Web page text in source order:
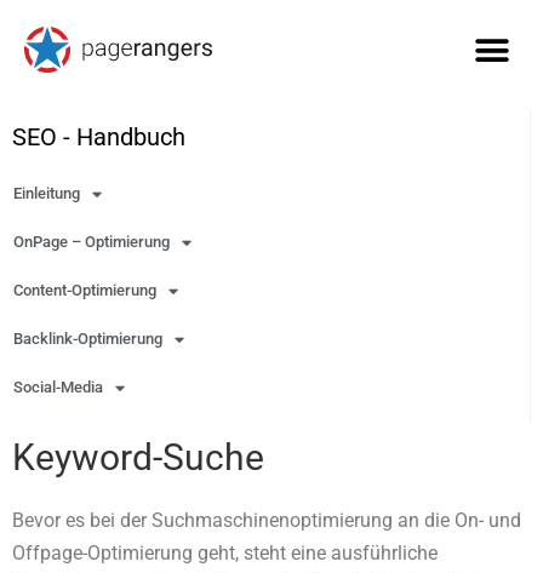
SEO - Handbuch
Einleitung
OnPage – Optimierung
Content-Optimierung
Backlink-Optimierung
Social-Media
Keyword-Suche
Bevor es bei der Suchmaschinenoptimierung an die On- und
Offpage-Optimierung geht, steht eine ausführliche